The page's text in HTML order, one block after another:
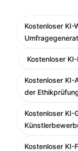
Kostenloser
Kostenloser
Kostenloser KI-
der
Kostenloser KI-
Kostenloser KI-